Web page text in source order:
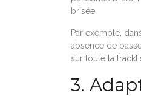
brisée.
Par exemple,
absence de
sur toute la
3.